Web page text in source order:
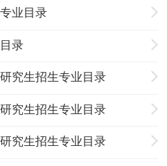
业目录
录
究生招生专业目录
究生招生专业目录
究生招生专业目录